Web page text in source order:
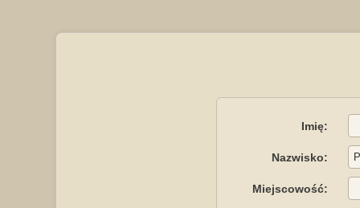
Imię:
Nazwisko:
Miejscowość: